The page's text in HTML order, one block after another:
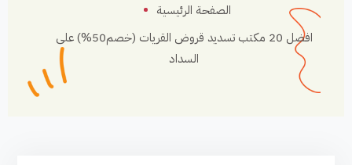
الصفحة الرئيسية
افضل 20 مكتب تسديد قروض القريات (خصم50%) على
السداد